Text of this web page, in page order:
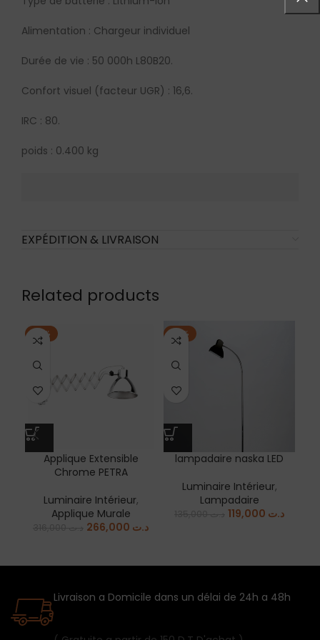
Alimentation : Chargeur individuel
Durée de vie : 50 000h L80B20.
Confort visuel (facteur UGR) : 16,6.
IRC : 80.
poids : 0.400 kg
EXPÉDITION & LIVRAISON
Related products
-16%
Applique Extensible
Chrome PETRA
Luminaire Intérieur,
Applique Murale
د.ت
-12%
lampadaire naska LED
Luminaire Intérieur,
Lampadaire
د.ت
Livraison a Domicile dans un délai de 24h a 48h